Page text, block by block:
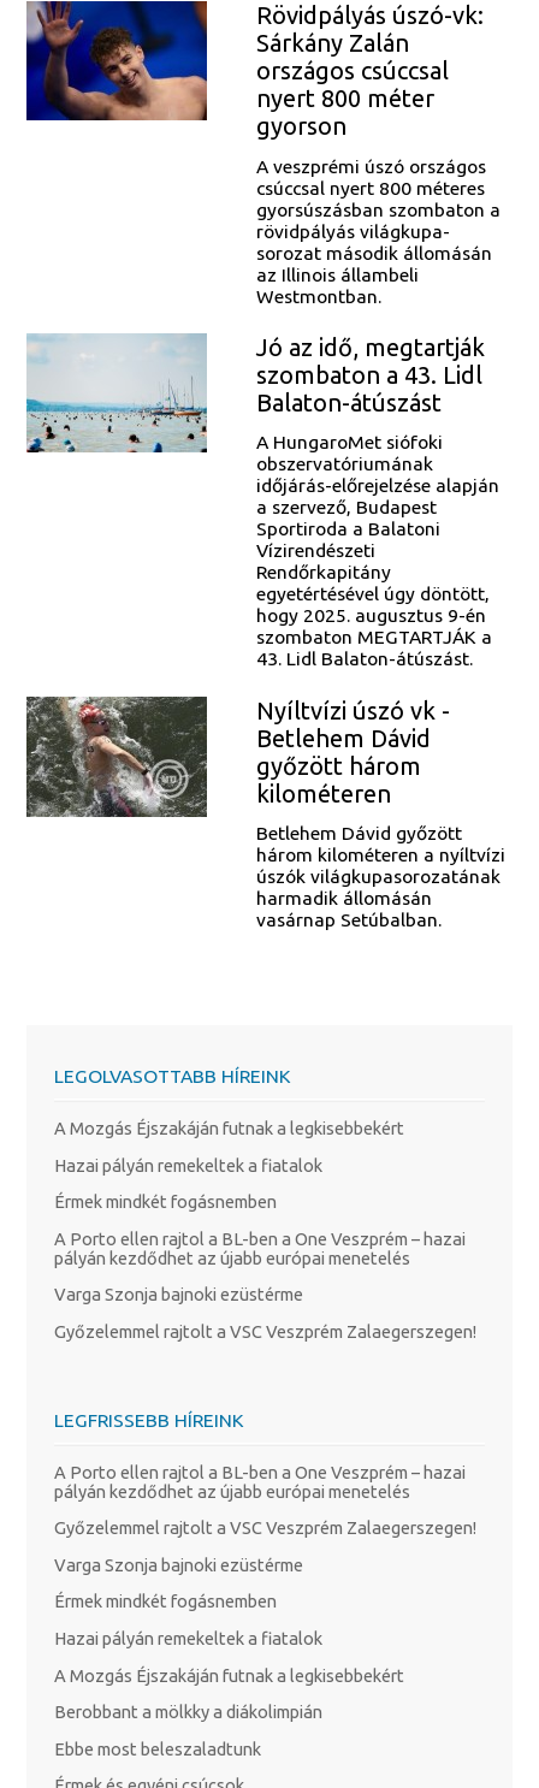
Rövidpályás úszó-vk:
Sárkány Zalán
országos csúccsal
nyert 800 méter
gyorson
A veszprémi úszó országos
csúccsal nyert 800 méteres
gyorsúszásban szombaton a
rövidpályás világkupa-
sorozat második állomásán
az Illinois állambeli
Westmontban.
Jó az idő, megtartják
szombaton a 43. Lidl
Balaton-átúszást
A HungaroMet siófoki
obszervatóriumának
időjárás-előrejelzése alapján
a szervező, Budapest
Sportiroda a Balatoni
Vízirendészeti
Rendőrkapitány
egyetértésével úgy döntött,
hogy 2025. augusztus 9-én
szombaton MEGTARTJÁK a
43. Lidl Balaton-átúszást.
Nyíltvízi úszó vk -
Betlehem Dávid
győzött három
kilométeren
Betlehem Dávid győzött
három kilométeren a nyíltvízi
úszók világkupasorozatának
harmadik állomásán
vasárnap Setúbalban.
LEGOLVASOTTABB HÍREINK
A Mozgás Éjszakáján futnak a legkisebbekért
Hazai pályán remekeltek a fiatalok
Érmek mindkét fogásnemben
A Porto ellen rajtol a BL-ben a One Veszprém – hazai
pályán kezdődhet az újabb európai menetelés
Varga Szonja bajnoki ezüstérme
Győzelemmel rajtolt a VSC Veszprém Zalaegerszegen!
LEGFRISSEBB HÍREINK
A Porto ellen rajtol a BL-ben a One Veszprém – hazai
pályán kezdődhet az újabb európai menetelés
Győzelemmel rajtolt a VSC Veszprém Zalaegerszegen!
Varga Szonja bajnoki ezüstérme
Érmek mindkét fogásnemben
Hazai pályán remekeltek a fiatalok
A Mozgás Éjszakáján futnak a legkisebbekért
Berobbant a mölkky a diákolimpián
Ebbe most beleszaladtunk